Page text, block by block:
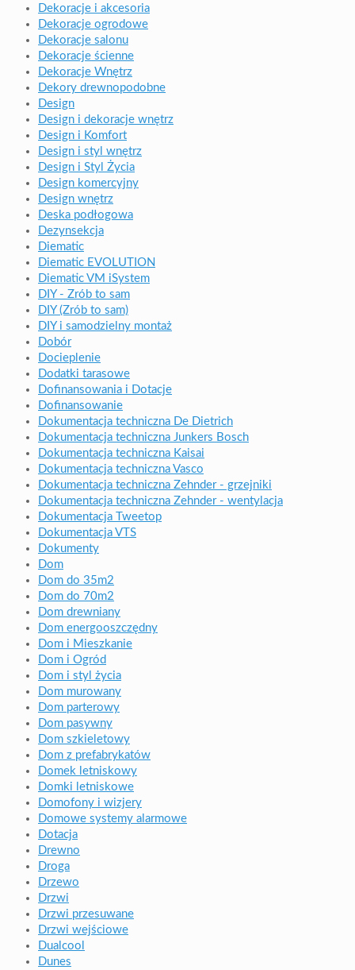
Dekoracje i akcesoria
Dekoracje ogrodowe
Dekoracje salonu
Dekoracje ścienne
Dekoracje Wnętrz
Dekory drewnopodobne
Design
Design i dekoracje wnętrz
Design i Komfort
Design i styl wnętrz
Design i Styl Życia
Design komercyjny
Design wnętrz
Deska podłogowa
Dezynsekcja
Diematic
Diematic EVOLUTION
Diematic VM iSystem
DIY - Zrób to sam
DIY (Zrób to sam)
DIY i samodzielny montaż
Dobór
Docieplenie
Dodatki tarasowe
Dofinansowania i Dotacje
Dofinansowanie
Dokumentacja techniczna De Dietrich
Dokumentacja techniczna Junkers Bosch
Dokumentacja techniczna Kaisai
Dokumentacja techniczna Vasco
Dokumentacja techniczna Zehnder - grzejniki
Dokumentacja techniczna Zehnder - wentylacja
Dokumentacja Tweetop
Dokumentacja VTS
Dokumenty
Dom
Dom do 35m2
Dom do 70m2
Dom drewniany
Dom energooszczędny
Dom i Mieszkanie
Dom i Ogród
Dom i styl życia
Dom murowany
Dom parterowy
Dom pasywny
Dom szkieletowy
Dom z prefabrykatów
Domek letniskowy
Domki letniskowe
Domofony i wizjery
Domowe systemy alarmowe
Dotacja
Drewno
Droga
Drzewo
Drzwi
Drzwi przesuwane
Drzwi wejściowe
Dualcool
Dunes